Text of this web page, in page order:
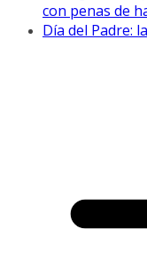
con penas de
Día del Padre: